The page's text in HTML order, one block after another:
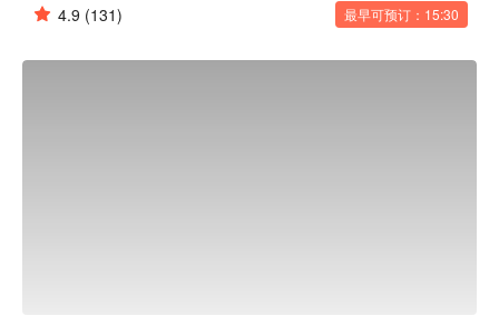
4.9 (131) 最早可预订：15:30